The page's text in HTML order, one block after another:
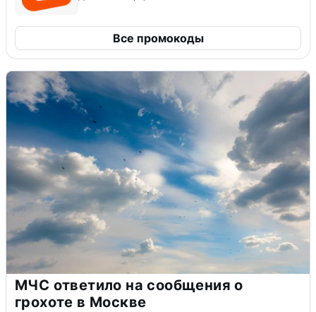
Все промокоды
МЧС ответило на сообщения о
грохоте в Москве